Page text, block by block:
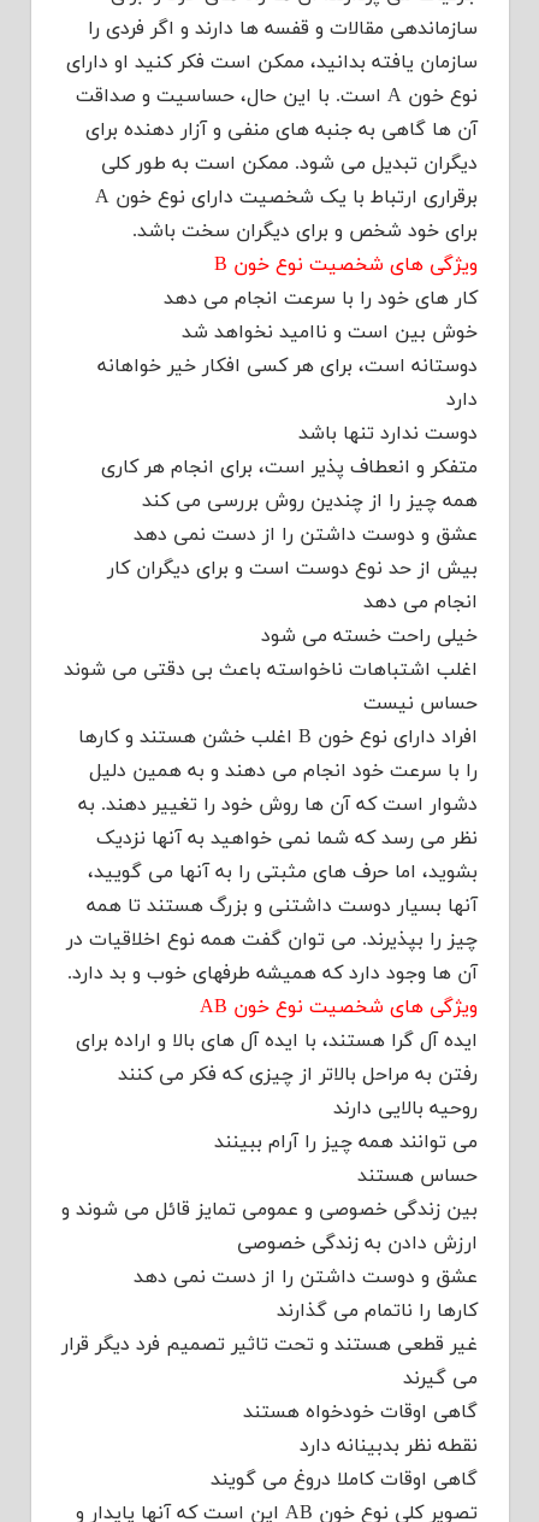
سازماندهی مقالات و قفسه ها دارند و اگر فردی را
سازمان یافته بدانید، ممکن است فکر کنید او دارای
نوع خون A است. با این حال، حساسیت و صداقت
آن ها گاهی به جنبه های منفی و آزار دهنده برای
دیگران تبدیل می شود. ممکن است به طور کلی
برقراری ارتباط با یک شخصیت دارای نوع خون A
برای خود شخص و برای دیگران سخت باشد.
ویژگی های شخصیت نوع خون B
کار های خود را با سرعت انجام می دهد
خوش بین است و ناامید نخواهد شد
دوستانه است، برای هر کسی افکار خیر خواهانه
دارد
دوست ندارد تنها باشد
متفکر و انعطاف پذیر است، برای انجام هر کاری
همه چیز را از چندین روش بررسی می کند
عشق و دوست داشتن را از دست نمی دهد
بیش از حد نوع دوست است و برای دیگران کار
انجام می دهد
خیلی راحت خسته می شود
اغلب اشتباهات ناخواسته باعث بی دقتی می شوند
حساس نیست
افراد دارای نوع خون B اغلب خشن هستند و کارها
را با سرعت خود انجام می دهند و به همین دلیل
دشوار است که آن ها روش خود را تغییر دهند. به
نظر می رسد که شما نمی خواهید به آنها نزدیک
بشوید، اما حرف های مثبتی را به آنها می گویید،
آنها بسیار دوست داشتنی و بزرگ هستند تا همه
چیز را بپذیرند. می توان گفت همه نوع اخلاقیات در
آن ها وجود دارد که همیشه طرفهای خوب و بد دارد.
ویژگی های شخصیت نوع خون AB
ایده آل گرا هستند، با ایده آل های بالا و اراده برای
رفتن به مراحل بالاتر از چیزی که فکر می کنند
روحیه بالایی دارند
می توانند همه چیز را آرام ببینند
حساس هستند
بین زندگی خصوصی و عمومی تمایز قائل می شوند و
ارزش دادن به زندگی خصوصی
عشق و دوست داشتن را از دست نمی دهد
کارها را ناتمام می گذارند
غیر قطعی هستند و تحت تاثیر تصمیم فرد دیگر قرار
می گیرند
گاهی اوقات خودخواه هستند
نقطه نظر بدبینانه دارد
گاهی اوقات کاملا دروغ می گویند
تصویر کلی نوع خون AB این است که آنها پایدار و